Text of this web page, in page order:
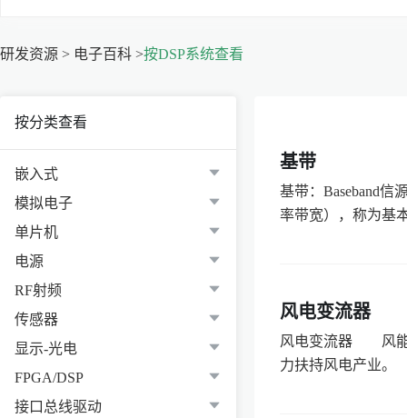
研发资源 > 电子百科 >按DSP系统查看
按分类查看
嵌入式
模拟电子
单片机
电源
RF射频
传感器
显示-光电
FPGA/DSP
接口总线驱动
基带
基带：Baseband
率带宽），称为基
风电变流器
风电变流器 风能
力扶持风电产业